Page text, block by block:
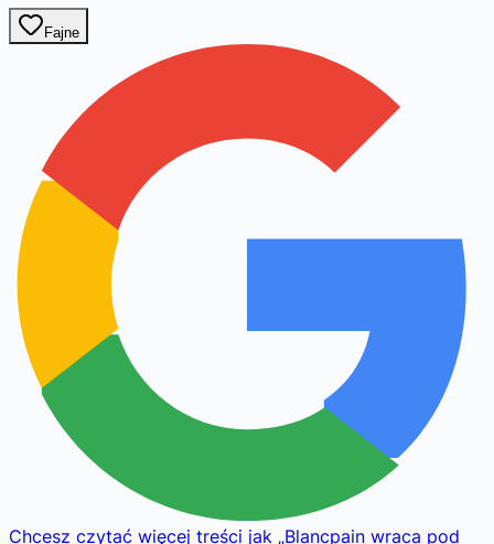
Fajne
Chcesz czytać więcej treści jak „Blancpain wraca pod